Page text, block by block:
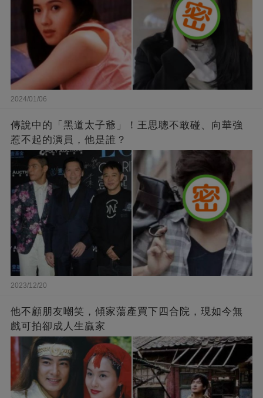
2024/01/06
傳說中的「黑道太子爺」！王思聰不敢碰、向華強
惹不起的演員，他是誰？
2023/12/20
他不顧朋友嘲笑，傾家蕩產買下四合院，現如今無
戲可拍卻成人生贏家